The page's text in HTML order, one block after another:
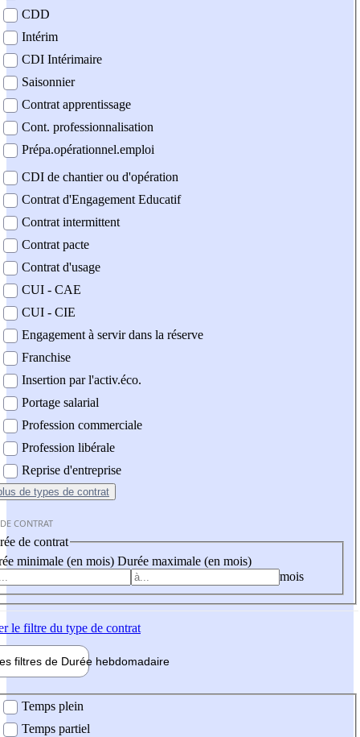
CDD
Intérim
CDI Intérimaire
Saisonnier
Contrat apprentissage
Cont. professionnalisation
Prépa.opérationnel.emploi
CDI de chantier ou d'opération
Contrat d'Engagement Educatif
Contrat intermittent
Contrat pacte
Contrat d'usage
CUI - CAE
CUI - CIE
Engagement à servir dans la réserve
Franchise
Insertion par l'activ.éco.
Portage salarial
Profession commerciale
Profession libérale
Reprise d'entreprise
de types de contrat
CONTRAT
de contrat
minimale (en mois) Durée maximale (en mois)
mois
le filtre du type de contrat
filtres de Durée hebdomadaire
Temps plein
Temps partiel